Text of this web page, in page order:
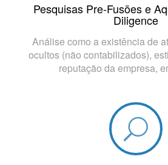
Pesquisas Pre-Fusões e
Diligence
Análise como a existência de
ocultos (não contabilizados),
reputação da empresa,